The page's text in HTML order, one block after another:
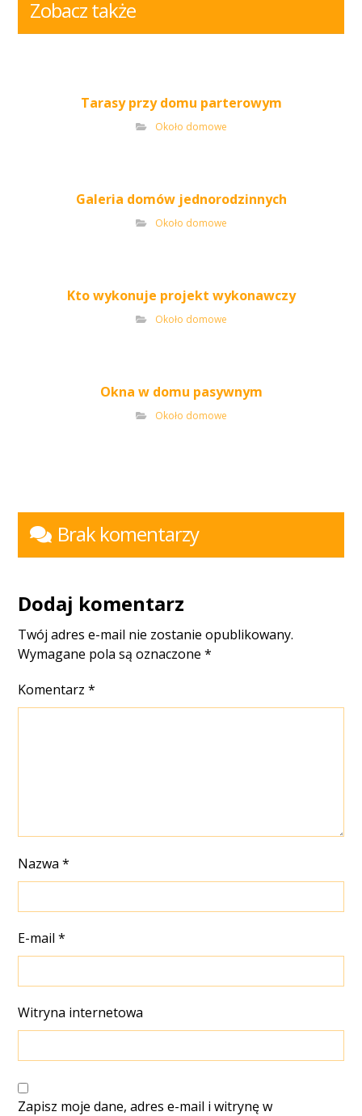
Zobacz także
Tarasy przy domu parterowym
Około domowe
Galeria domów jednorodzinnych
Około domowe
Kto wykonuje projekt wykonawczy
Około domowe
Okna w domu pasywnym
Około domowe
Brak komentarzy
Dodaj komentarz
Twój adres e-mail nie zostanie opublikowany.
Wymagane pola są oznaczone*
Komentarz*
Nazwa*
E-mail*
Witryna internetowa
Zapisz moje dane, adres e-mail i witrynę w